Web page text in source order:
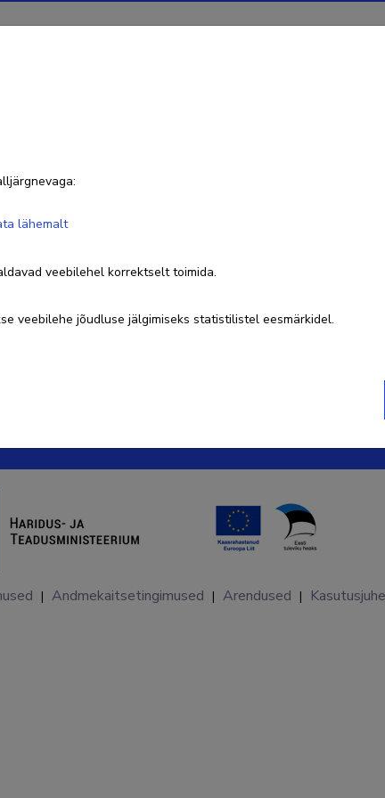
ning igapäevaselt
| Andmekaitsetingimused | Arendused |
lähemalt
veebilehel korrektselt toimida.
veebilehe jõudluse jälgimiseks statistilistel eesmärkidel.